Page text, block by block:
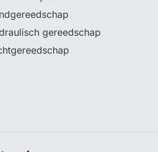
gereedschap